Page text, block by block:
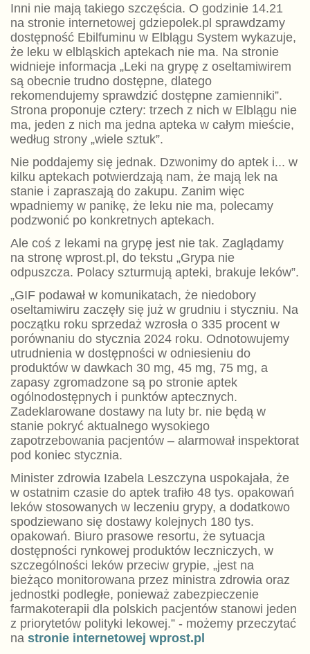
Inni nie mają takiego szczęścia. O godzinie 14.21
na stronie internetowej gdziepolek.pl sprawdzamy
dostępność Ebilfuminu w Elblągu System wykazuje,
że leku w elbląskich aptekach nie ma. Na stronie
widnieje informacja „Leki na grypę z oseltamiwirem
są obecnie trudno dostępne, dlatego
rekomendujemy sprawdzić dostępne zamienniki”.
Strona proponuje cztery: trzech z nich w Elblągu nie
ma, jeden z nich ma jedna apteka w całym mieście,
według strony „wiele sztuk”.
Nie poddajemy się jednak. Dzwonimy do aptek i... w
kilku aptekach potwierdzają nam, że mają lek na
stanie i zapraszają do zakupu. Zanim więc
wpadniemy w panikę, że leku nie ma, polecamy
podzwonić po konkretnych aptekach.
Ale coś z lekami na grypę jest nie tak. Zaglądamy
na stronę wprost.pl, do tekstu „Grypa nie
odpuszcza. Polacy szturmują apteki, brakuje leków”.
„GIF podawał w komunikatach, że niedobory
oseltamiwiru zaczęły się już w grudniu i styczniu. Na
początku roku sprzedaż wzrosła o 335 procent w
porównaniu do stycznia 2024 roku. Odnotowujemy
utrudnienia w dostępności w odniesieniu do
produktów w dawkach 30 mg, 45 mg, 75 mg, a
zapasy zgromadzone są po stronie aptek
ogólnodostępnych i punktów aptecznych.
Zadeklarowane dostawy na luty br. nie będą w
stanie pokryć aktualnego wysokiego
zapotrzebowania pacjentów – alarmował inspektorat
pod koniec stycznia.
Minister zdrowia Izabela Leszczyna uspokajała, że
w ostatnim czasie do aptek trafiło 48 tys. opakowań
leków stosowanych w leczeniu grypy, a dodatkowo
spodziewano się dostawy kolejnych 180 tys.
opakowań. Biuro prasowe resortu, że sytuacja
dostępności rynkowej produktów leczniczych, w
szczególności leków przeciw grypie, „jest na
bieżąco monitorowana przez ministra zdrowia oraz
jednostki podległe, ponieważ zabezpieczenie
farmakoterapii dla polskich pacjentów stanowi jeden
z priorytetów polityki lekowej.” - możemy przeczytać
na stronie internetowej wprost.pl